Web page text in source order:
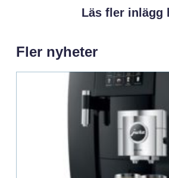
Läs fler inlägg
Fler nyheter